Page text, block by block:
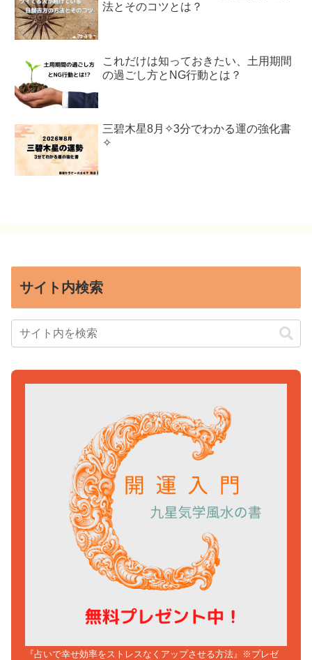
法とそのコツとは？
これだけは知っておきたい、土用期間
の過ごし方とNG行動とは？
三碧木星8月✧3分でわかる運の強化書
✧
サイト内検索
『占いで幸せ効率をストレスなくアップさせる方法』※プレゼ